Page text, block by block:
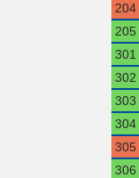
204
205
301
302
303
304
305
306